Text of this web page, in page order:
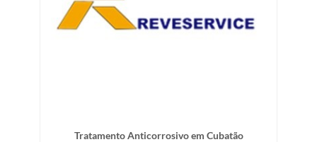
Tratamento Anticorrosivo em Cubatão